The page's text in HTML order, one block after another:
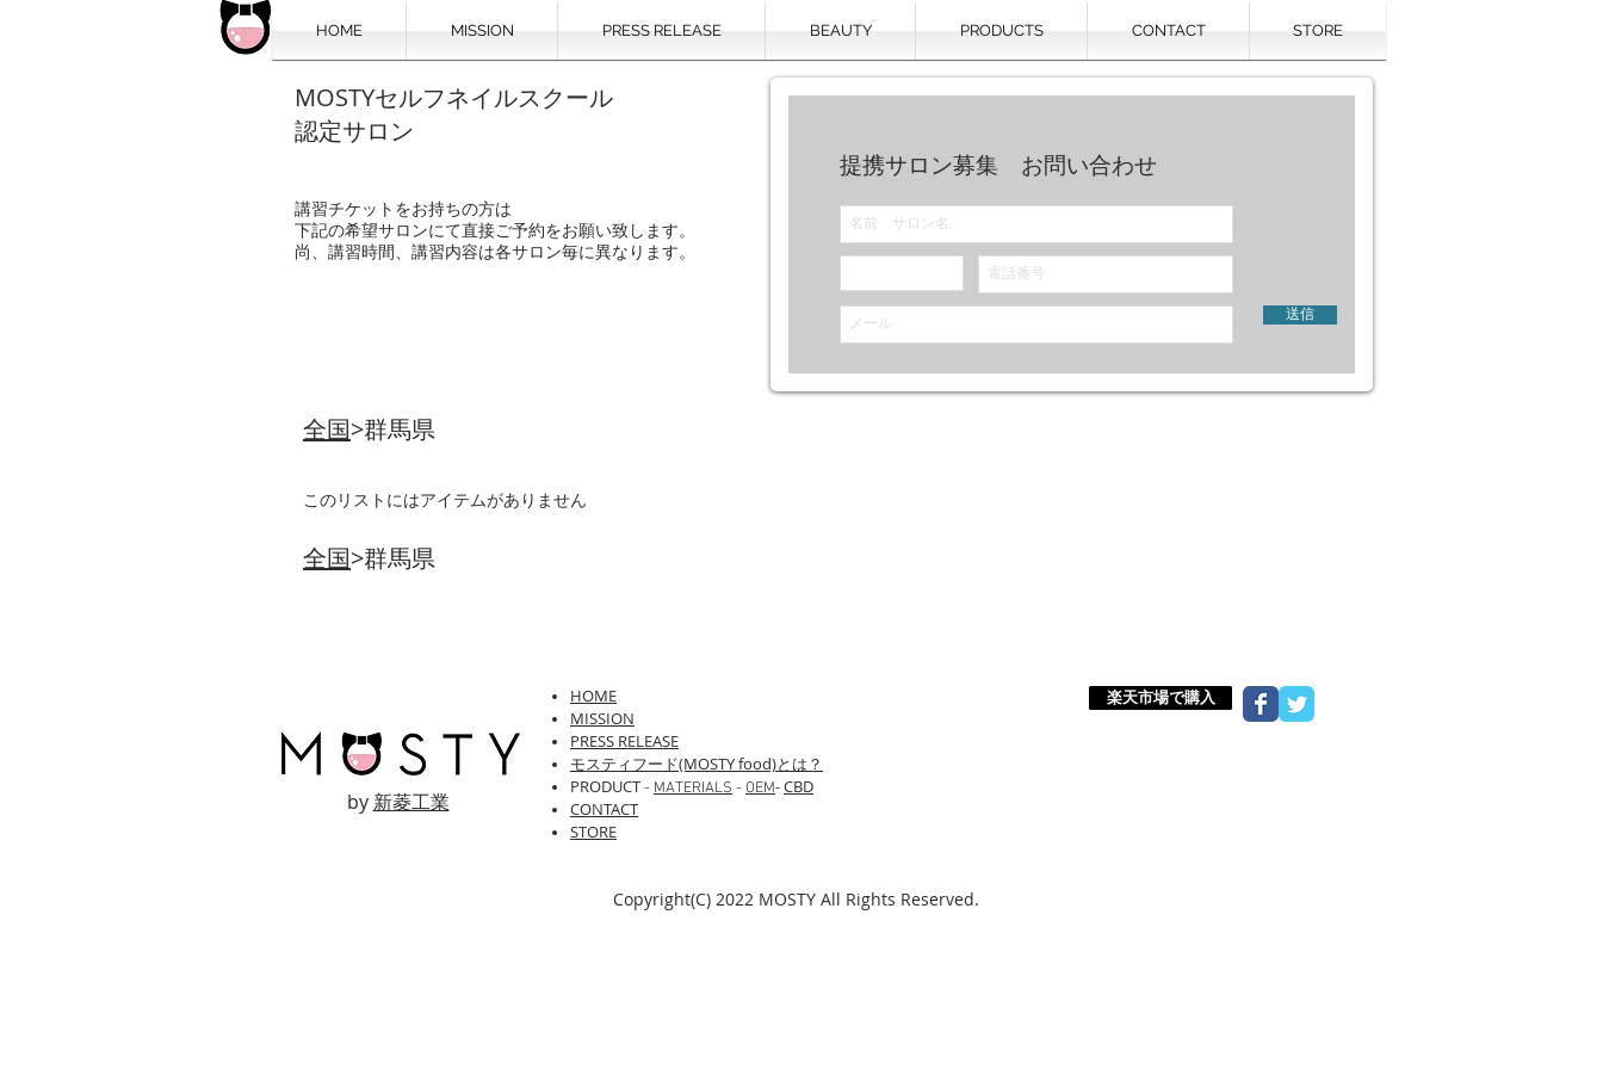
HOME MISSION PRESS RELEASE BEAUTY PRODUCTS CONTACT STORE
MOSTYセルフネイルスクール
認定サロン
講習チケットをお持ちの方は
下記の希望サロンにて直接ご予約をお願い致します。
尚、講習時間、講習内容は各サロン毎に異なります。
提携サロン募集 お問い合わせ
送信
全国>群馬県
このリストにはアイテムがありません
全国>群馬県
by 新菱工業
HOME
​​MISSION
PRESS RELEASE
モスティフード(MOSTY food)とは？
PRODUCT- MATERIALS -OEM-CBD
CONTACT
STORE
楽天市場で購入
Copyright(C) 2022 MOSTY All Rights Reserved.